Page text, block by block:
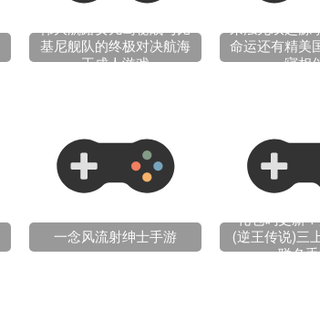
伟大航路女儿岛秘战与比
基尼舰队的终极对决航海
王成人游戏
来浊无双起源
命运还有精美
寝相
一念风流射绅士手游
礼包码更新
(逆王传说)三
联名